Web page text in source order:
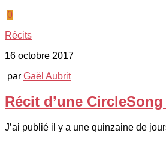
0
Récits
16 octobre 2017
par Gaël Aubrit
Récit d’une
J’ai publié il y a une quinzaine de